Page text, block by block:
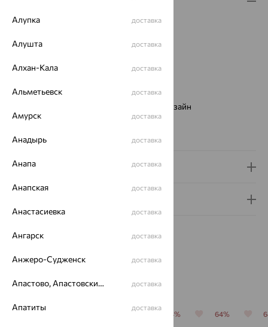
Вид изделия:
Металл:
Цвет металла:
Страна происхождения:
РОССИЯ
Европейский дизайн
Бренд:SOKOLOV
Доставка и оплата
Похожие изделия
64% 64% 64%
Алупка доставка
Алушта доставка
Алхан-Кала доставка
Альметьевск доставка
Амурск доставка
Анадырь доставка
Анапа доставка
Анапская доставка
Анастасиевка доставка
Ангарск доставка
Анжеро-Судженск доставка
Апастово, Апастовский район доставка
Апатиты доставка